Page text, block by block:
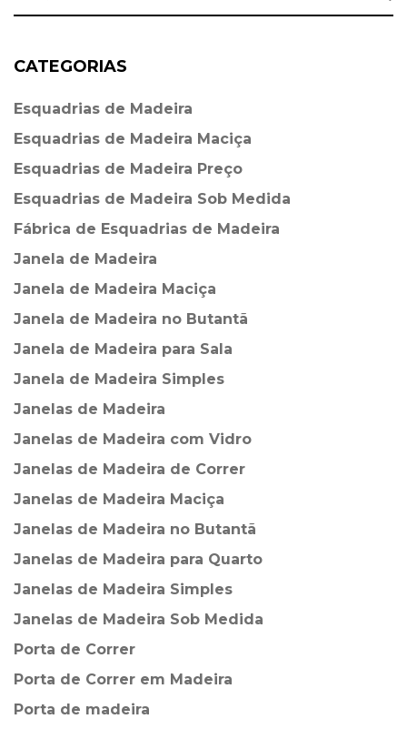
CATEGORIAS
Esquadrias de Madeira⁠
Esquadrias de Madeira Maciça
Esquadrias de Madeira Preço
Esquadrias de Madeira Sob Medida
Fábrica de Esquadrias de Madeira
Janela de Madeira
Janela de Madeira Maciça
Janela de Madeira no Butantã
Janela de Madeira para Sala
Janela de Madeira Simples
Janelas de Madeira
Janelas de Madeira com Vidro
Janelas de Madeira de Correr
Janelas de Madeira Maciça
Janelas de Madeira no Butantã
Janelas de Madeira para Quarto
Janelas de Madeira Simples
Janelas de Madeira Sob Medida
Porta de Correr
Porta de Correr em Madeira
Porta de madeira